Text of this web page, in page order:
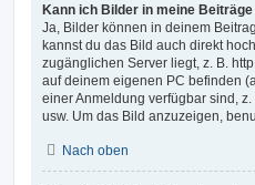
Kann ich Bilder in meine
Ja, Bilder können in deinem
kannst du das Bild auch direkt
zugänglichen Server liegt, z. B.
auf deinem eigenen PC befinden
einer Anmeldung verfügbar sind,
usw. Um das Bild anzuzeigen,
Nach oben